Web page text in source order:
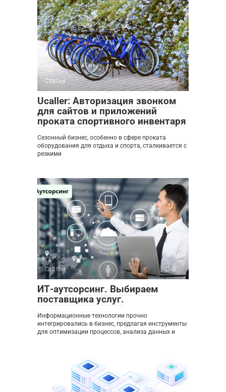
Статьи 0
Ucaller: Авторизация звонком
для сайтов и приложений
проката спортивного инвентаря
Сезонный бизнес, особенно в сфере проката
оборудования для отдыха и спорта, сталкивается с
резкими
Статьи 0
ИТ-аутсорсинг. Выбираем
поставщика услуг.
Информационные технологии прочно
интегрировались в бизнес, предлагая инструменты
для оптимизации процессов, анализа данных и